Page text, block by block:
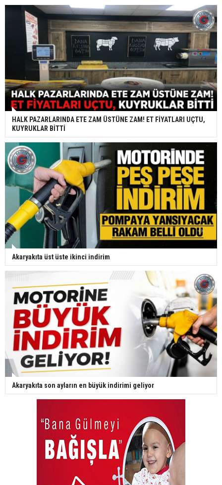
HALK PAZARLARINDA ETE ZAM ÜSTÜNE ZAM! ET FİYATLARI UÇTU,
KUYRUKLAR BİTTİ
Akaryakıta üst üste ikinci indirim
Akaryakıta son ayların en büyük indirimi geliyor